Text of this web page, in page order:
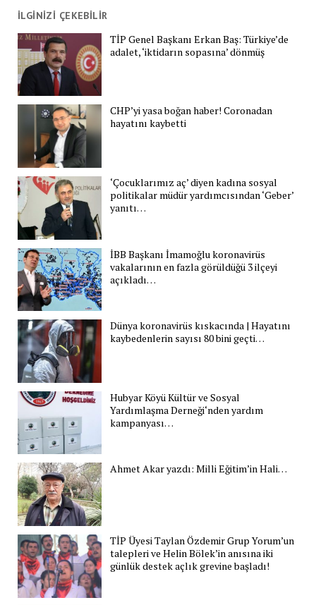
İLGİNİZİ ÇEKEBİLİR
TİP Genel Başkanı Erkan Baş: Türkiye’de
adalet, ‘iktidarın sopasına’ dönmüş
CHP’yi yasa boğan haber! Coronadan
hayatını kaybetti
‘Çocuklarımız aç’ diyen kadına sosyal
politikalar müdür yardımcısından ‘Geber’
yanıtı…
İBB Başkanı İmamoğlu koronavirüs
vakalarının en fazla görüldüğü 3 ilçeyi
açıkladı…
Dünya koronavirüs kıskacında | Hayatını
kaybedenlerin sayısı 80 bini geçti…
Hubyar Köyü Kültür ve Sosyal
Yardımlaşma Derneği‘nden yardım
kampanyası…
Ahmet Akar yazdı: Milli Eğitim’in Hali…
TİP Üyesi Taylan Özdemir Grup Yorum’un
talepleri ve Helin Bölek’in anısına iki
günlük destek açlık grevine başladı!